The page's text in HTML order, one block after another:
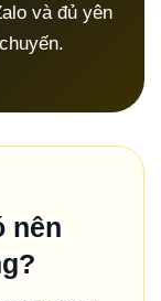
và đủ yên
nên